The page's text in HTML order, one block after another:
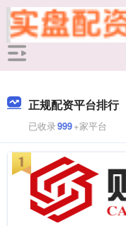
正规配资平台排行
已收录999+家平台